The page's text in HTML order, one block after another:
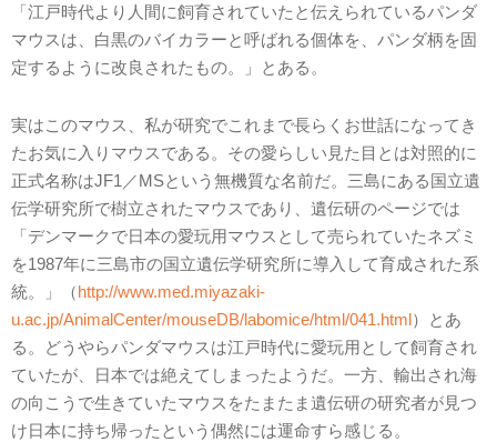
「江戸時代より人間に飼育されていたと伝えられているパンダ
マウスは、白黒のバイカラーと呼ばれる個体を、パンダ柄を固
定するように改良されたもの。」とある。
実はこのマウス、私が研究でこれまで長らくお世話になってき
たお気に入りマウスである。その愛らしい見た目とは対照的に
正式名称はJF1／MSという無機質な名前だ。三島にある国立遺
伝学研究所で樹立されたマウスであり、遺伝研のページでは
「デンマークで日本の愛玩用マウスとして売られていたネズミ
を1987年に三島市の国立遺伝学研究所に導入して育成された系
統。」（http://www.med.miyazaki-
u.ac.jp/AnimalCenter/mouseDB/labomice/html/041.html）とあ
る。どうやらパンダマウスは江戸時代に愛玩用として飼育され
ていたが、日本では絶えてしまったようだ。一方、輸出され海
の向こうで生きていたマウスをたまたま遺伝研の研究者が見つ
け日本に持ち帰ったという偶然には運命すら感じる。